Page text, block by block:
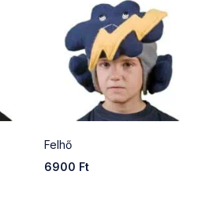
Felhő
6900 Ft